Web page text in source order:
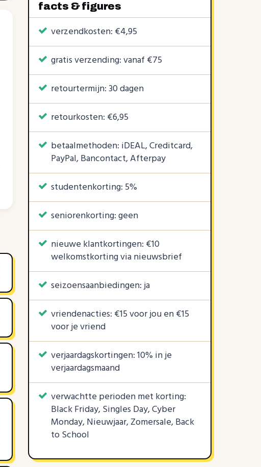
facts & figures
verzendkosten: €4,95
gratis verzending: vanaf €75
retourtermijn: 30 dagen
retourkosten: €6,95
betaalmethoden: iDEAL, Creditcard,
PayPal, Bancontact, Afterpay
studentenkorting: 5%
seniorenkorting: geen
nieuwe klantkortingen: €10
welkomstkorting via nieuwsbrief
seizoensaanbiedingen: ja
vriendenacties: €15 voor jou en €15
voor je vriend
verjaardagskortingen: 10% in je
verjaardagsmaand
verwachtte perioden met korting:
Black Friday, Singles Day, Cyber
Monday, Nieuwjaar, Zomersale, Back
to School